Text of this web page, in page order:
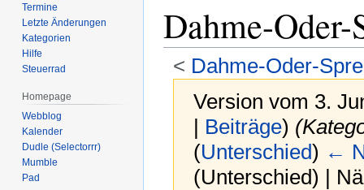
Dahme-
< Dahme-Oder-
Version vom 3.
| Beiträge)
(Unterschied) ←
(Unterschied) |
Termine
Letzte Änderungen
Kategorien
Hilfe
Steuerrad
Homepage
Webblog
Kalender
Dudle (Selectorrr)
Mumble
Pad